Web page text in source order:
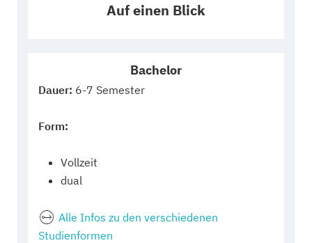
Auf einen Blick
Bachelor
Dauer: 6-7 Semester
Form:
Vollzeit
dual
Alle Infos zu den verschiedenen
Studienformen